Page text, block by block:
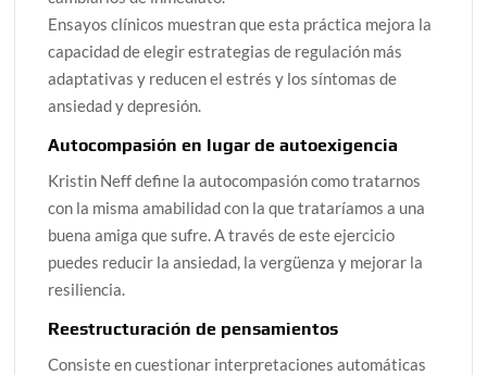
Ensayos clínicos muestran que esta práctica mejora la
capacidad de elegir estrategias de regulación más
adaptativas y reducen el estrés y los síntomas de
ansiedad y depresión.
Autocompasión en lugar de autoexigencia
Kristin Neff define la autocompasión como tratarnos
con la misma amabilidad con la que trataríamos a una
buena amiga que sufre. A través de este ejercicio
puedes reducir la ansiedad, la vergüenza y mejorar la
resiliencia.
Reestructuración de pensamientos
Consiste en cuestionar interpretaciones automáticas